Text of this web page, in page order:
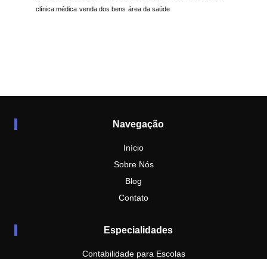
clínica médica venda dos bens área da saúde
Navegação
Início
Sobre Nós
Blog
Contato
Especialidades
Contabilidade para Escolas